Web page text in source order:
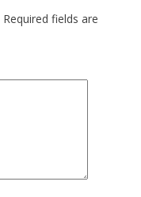
Required fields are